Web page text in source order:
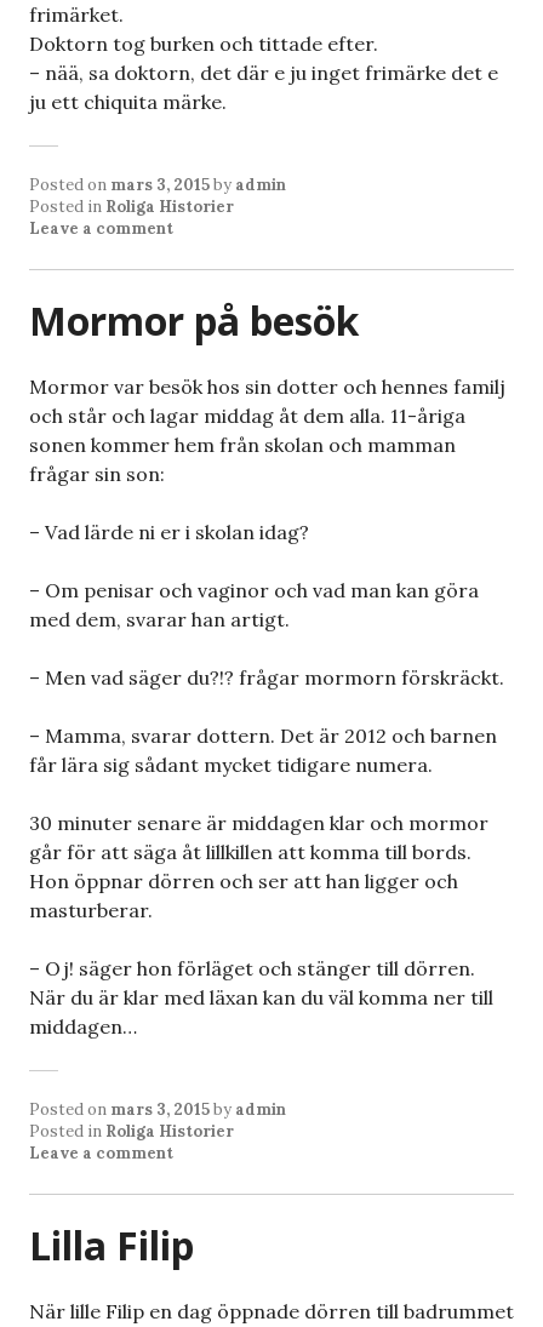
frimärket.
Doktorn tog burken och tittade efter.
– nää, sa doktorn, det där e ju inget frimärke det e
ju ett chiquita märke.
Posted on mars 3, 2015by admin
Posted in Roliga Historier
Leave a comment
Mormor på besök
Mormor var besök hos sin dotter och hennes familj
och står och lagar middag åt dem alla. 11-åriga
sonen kommer hem från skolan och mamman
frågar sin son:
– Vad lärde ni er i skolan idag?
– Om penisar och vaginor och vad man kan göra
med dem, svarar han artigt.
– Men vad säger du?!? frågar mormorn förskräckt.
– Mamma, svarar dottern. Det är 2012 och barnen
får lära sig sådant mycket tidigare numera.
30 minuter senare är middagen klar och mormor
går för att säga åt lillkillen att komma till bords.
Hon öppnar dörren och ser att han ligger och
masturberar.
– Oj! säger hon förläget och stänger till dörren.
När du är klar med läxan kan du väl komma ner till
middagen…
Posted on mars 3, 2015by admin
Posted in Roliga Historier
Leave a comment
Lilla Filip
När lille Filip en dag öppnade dörren till badrummet